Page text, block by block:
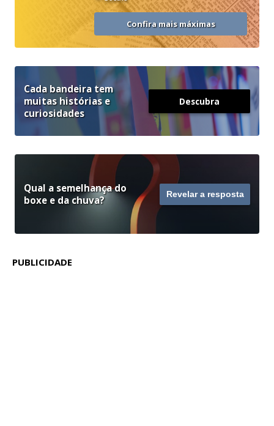
Confira mais máximas
Cada bandeira tem
muitas histórias e
curiosidades
Descubra
Qual a semelhança do
boxe e da chuva?
Revelar a resposta
PUBLICIDADE